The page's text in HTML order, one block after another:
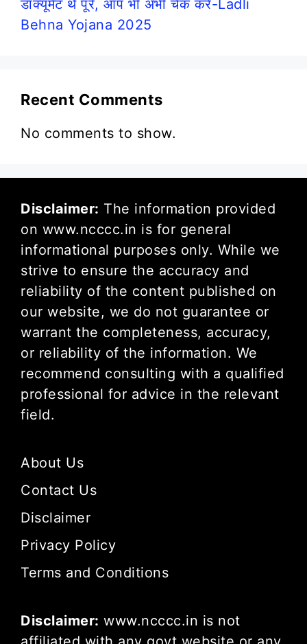
डॉक्यूमेंट थे पूरे, आप भी अभी चेक करें-Ladli
Behna Yojana 2025
Recent Comments
No comments to show.
Disclaimer: The information provided
on www.ncccc.in is for general
informational purposes only. While we
strive to ensure the accuracy and
reliability of the content published on
our website, we do not guarantee or
warrant the completeness, accuracy,
or reliability of the information. We
recommend consulting with a qualified
professional for advice in the relevant
field.
About Us
Contact Us
Disclaimer
Privacy Policy
Terms and Conditions
Disclaimer: www.ncccc.in is not